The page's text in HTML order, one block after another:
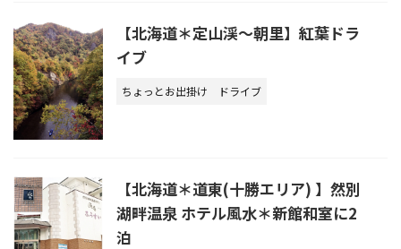
【北海道＊定山渓～朝里】紅葉ドラ
イブ
ちょっとお出掛け ドライブ
【北海道＊道東(十勝エリア) 】然別
湖畔温泉 ホテル風水＊新館和室に2
泊